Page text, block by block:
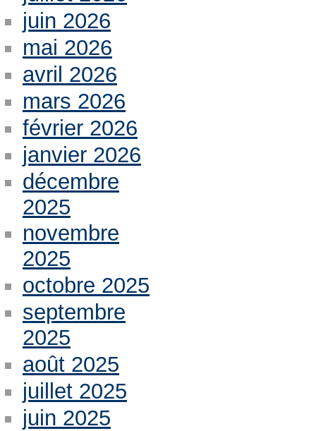
juin 2026
mai 2026
avril 2026
mars 2026
février 2026
janvier 2026
décembre
2025
novembre
2025
octobre 2025
septembre
2025
août 2025
juillet 2025
juin 2025